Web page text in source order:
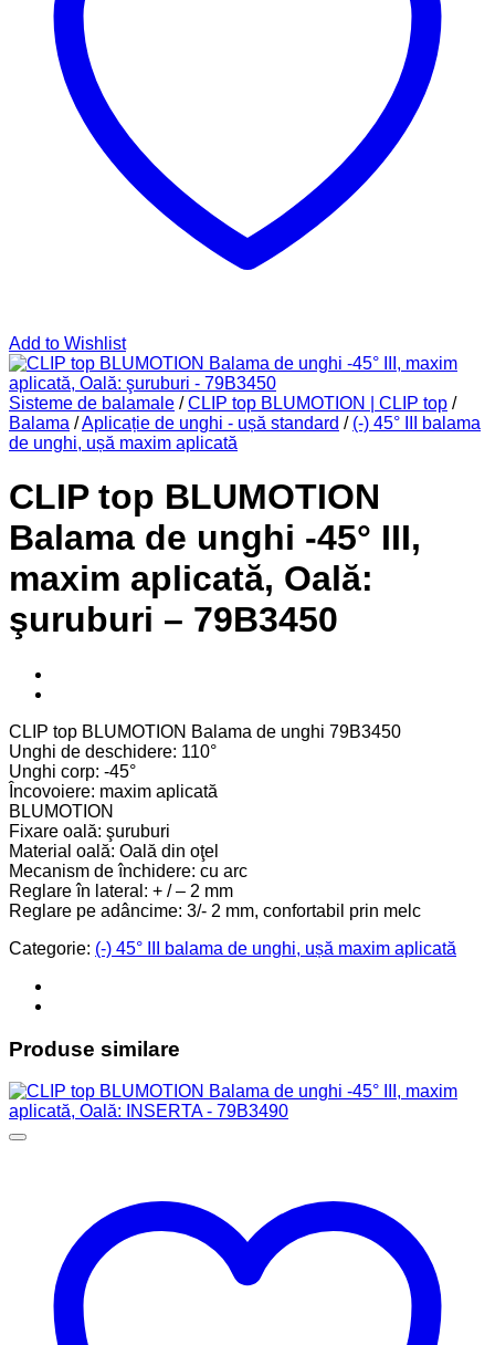
Add to Wishlist
Sisteme de balamale / CLIP top BLUMOTION | CLIP top /
Balama /Aplicație de unghi - ușă standard / (-) 45° III balama
de unghi, ușă maxim aplicată
CLIP top BLUMOTION
Balama de unghi -45° III,
maxim aplicată, Oală:
şuruburi – 79B3450
CLIP top BLUMOTION Balama de unghi 79B3450
Unghi de deschidere: 110°
Unghi corp: -45°
Încovoiere: maxim aplicată
BLUMOTION
Fixare oală: şuruburi
Material oală: Oală din oţel
Mecanism de închidere: cu arc
Reglare în lateral: + / – 2 mm
Reglare pe adâncime: 3/- 2 mm, confortabil prin melc
Categorie: (-) 45° III balama de unghi, ușă maxim aplicată
Produse similare